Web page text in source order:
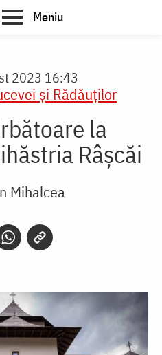
Meniu
2023 16:43
şi Rădăuţilor
la
Râșcăi
Mihalcea